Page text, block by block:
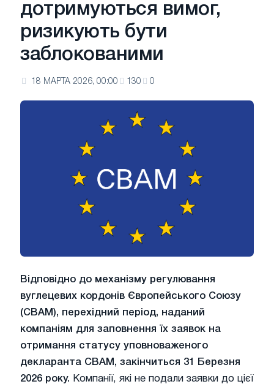
дотримуються вимог,
ризикують бути
заблокованими
18 МАРТА 2026, 00:00 130 0
Відповідно до механізму регулювання
вуглецевих кордонів Європейського Союзу
(CBAM), перехідний період, наданий
компаніям для заповнення їх заявок на
отримання статусу уповноваженого
декларанта CBAM, закінчиться 31 Березня
2026 року. Компанії, які не подали заявки до цієї